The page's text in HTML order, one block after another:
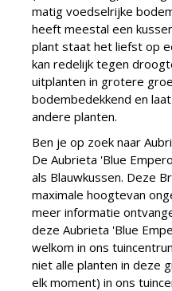
matig voedselrijke
heeft meestal een
plant staat het liefst op
kan redelijk tegen
uitplanten in grotere
bodembedekkend en
andere planten.
Ben je op zoek naar
De Aubrieta 'Blue
als Blauwkussen. Deze
maximale hoogtevan
meer informatie
deze Aubrieta 'Blue
welkom in ons
niet alle planten in deze
elk moment) in ons